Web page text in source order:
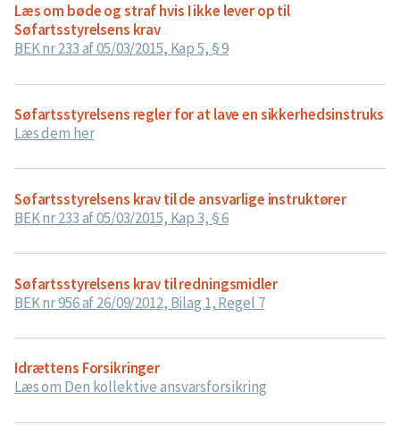
Læs om bøde og straf hvis I ikke lever op til
Søfartsstyrelsens krav
BEK nr 233 af 05/03/2015, Kap 5, § 9
Søfartsstyrelsens regler for at lave en sikkerhedsinstruks
Læs dem her
Søfartsstyrelsens krav til de ansvarlige instruktører
BEK nr 233 af 05/03/2015, Kap 3, § 6
Søfartsstyrelsens krav til redningsmidler
BEK nr 956 af 26/09/2012, Bilag 1, Regel 7
Idrættens Forsikringer
Læs om Den kollektive ansvarsforsikring